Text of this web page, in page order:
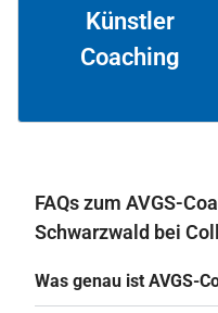
Künstler
Coaching
Weiterlesen
FAQs zum AVGS-
Schwarzwald bei
Was genau ist AVGS-